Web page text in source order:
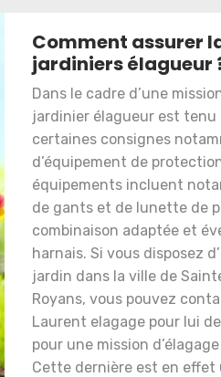
Comment assurer
jardiniers élagueur
Dans le cadre d’une
jardinier élagueur est tenu
certaines consignes
d’équipement de
équipements incluent
de gants et de lunette de
combinaison adaptée et
harnais. Si vous disposez
jardin dans la ville de
Royans, vous pouvez
Laurent elagage pour lui
pour une mission
Cette dernière est en effet